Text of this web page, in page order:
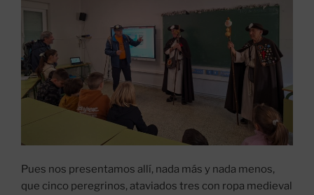
Pues nos presentamos allí, nada más y nada menos,
que cinco peregrinos, ataviados tres con ropa medieval